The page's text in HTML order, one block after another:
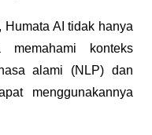
AI tidak hanya
memahami konteks
alami (NLP) dan
menggunakannya